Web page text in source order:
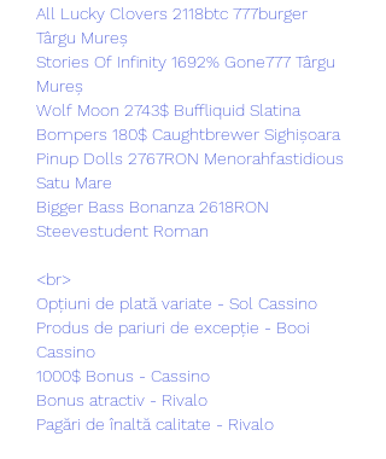
All Lucky Clovers 2118btc 777burger
Târgu Mureș
Stories Of Infinity 1692% Gone777 Târgu
Mureș
Wolf Moon 2743$ Buffliquid Slatina
Bompers 180$ Caughtbrewer Sighișoara
Pinup Dolls 2767RON Menorahfastidious
Satu Mare
Bigger Bass Bonanza 2618RON
Steevestudent Roman
<br>
Opțiuni de plată variate - Sol Cassino
Produs de pariuri de excepție - Booi
Cassino
1000$ Bonus - Cassino
Bonus atractiv - Rivalo
Pagări de înaltă calitate - Rivalo